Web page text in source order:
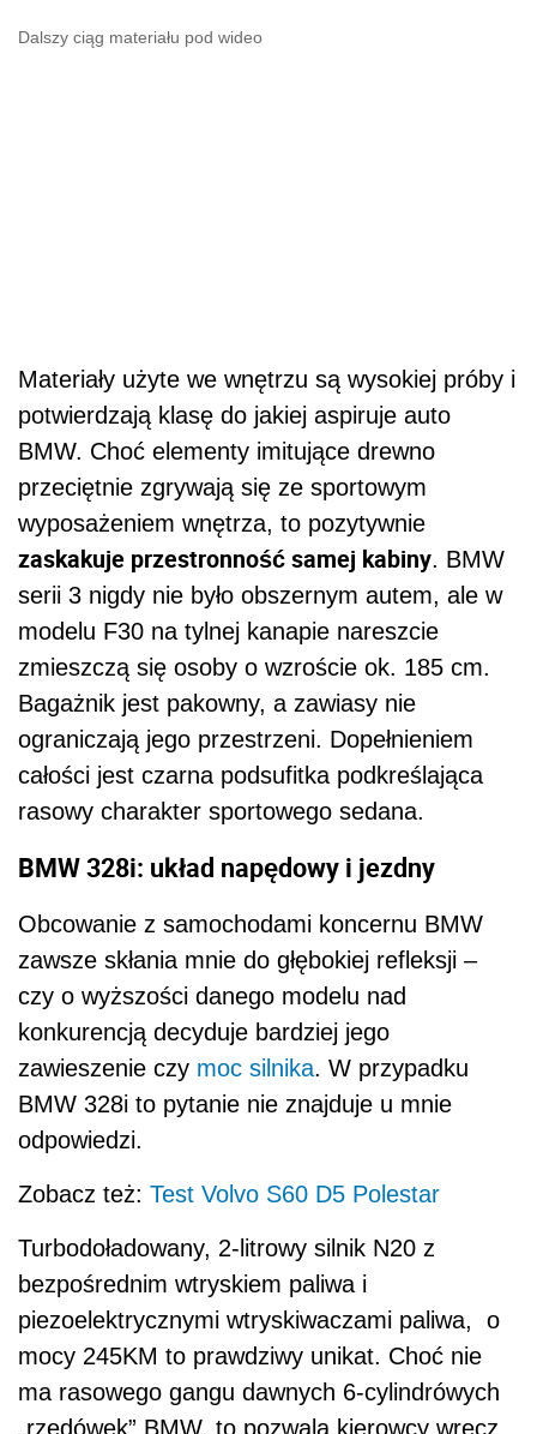
Dalszy ciąg materiału pod wideo
Materiały użyte we wnętrzu są wysokiej próby i
potwierdzają klasę do jakiej aspiruje auto
BMW. Choć elementy imitujące drewno
przeciętnie zgrywają się ze sportowym
wyposażeniem wnętrza, to pozytywnie
zaskakuje przestronność samej kabiny. BMW
serii 3 nigdy nie było obszernym autem, ale w
modelu F30 na tylnej kanapie nareszcie
zmieszczą się osoby o wzroście ok. 185 cm.
Bagażnik jest pakowny, a zawiasy nie
ograniczają jego przestrzeni. Dopełnieniem
całości jest czarna podsufitka podkreślająca
rasowy charakter sportowego sedana.
BMW 328i: układ napędowy i jezdny
Obcowanie z samochodami koncernu BMW
zawsze skłania mnie do głębokiej refleksji –
czy o wyższości danego modelu nad
konkurencją decyduje bardziej jego
zawieszenie czy moc silnika. W przypadku
BMW 328i to pytanie nie znajduje u mnie
odpowiedzi.
Zobacz też: Test Volvo S60 D5 Polestar
Turbodoładowany, 2-litrowy silnik N20 z
bezpośrednim wtryskiem paliwa i
piezoelektrycznymi wtryskiwaczami paliwa, o
mocy 245KM to prawdziwy unikat. Choć nie
ma rasowego gangu dawnych 6-cylindrówych
„rzędówek” BMW, to pozwala kierowcy wręcz